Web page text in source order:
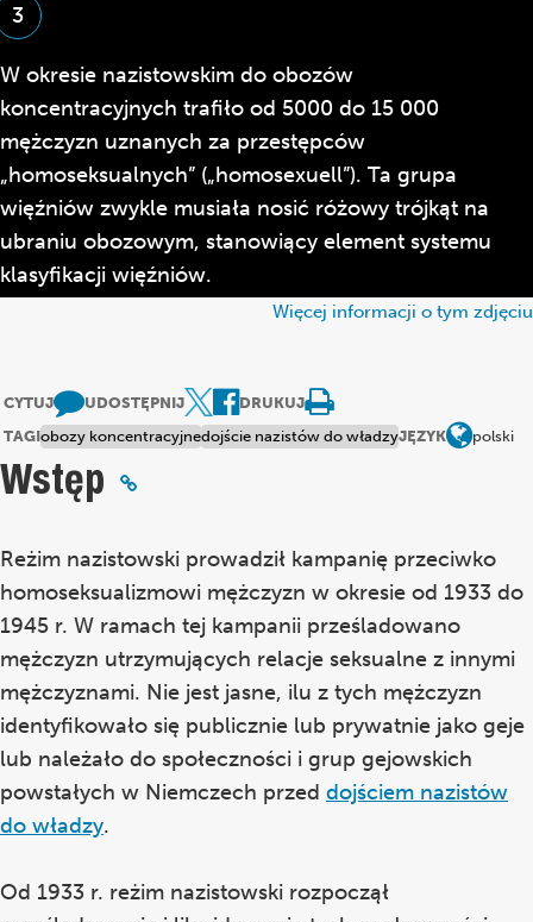
Więcej informacji o tym zdjęciu
3
W okresie nazistowskim do obozów
koncentracyjnych trafiło od 5000 do 15 000
mężczyzn uznanych za przestępców
„homoseksualnych” („homosexuell”). Ta grupa
więźniów zwykle musiała nosić różowy trójkąt na
ubraniu obozowym, stanowiący element systemu
klasyfikacji więźniów.
CYTUJ UDOSTĘPNIJ
DRUKUJ
TAGIobozy koncentracyjnedojście nazistów do władzyJĘZYK polski
Wstęp
Reżim nazistowski prowadził kampanię przeciwko
homoseksualizmowi mężczyzn w okresie od 1933 do
1945 r. W ramach tej kampanii prześladowano
mężczyzn utrzymujących relacje seksualne z innymi
mężczyznami. Nie jest jasne, ilu z tych mężczyzn
identyfikowało się publicznie lub prywatnie jako geje
lub należało do społeczności i grup gejowskich
powstałych w Niemczech przed dojściem nazistów
do władzy.
Od 1933 r. reżim nazistowski rozpoczął